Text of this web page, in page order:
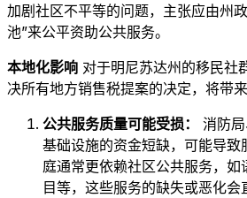
加剧社区不平等的问题，主张应由州
池”来公平资助公共服务。
本地化影响 对于明尼苏达州的移民社
决所有地方销售税提案的决定，将带来
公共服务质量可能受损：
消防
基础设施的资金短缺，可能导致
庭通常更依赖社区公共服务，
目等，这些服务的缺失或恶化